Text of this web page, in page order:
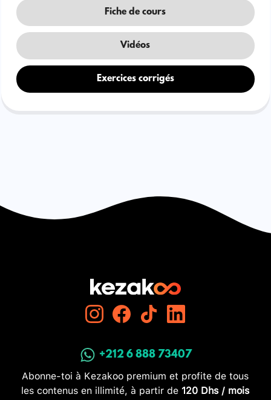
Fiche de cours
Vidéos
Exercices corrigés
+212 6 888 73407
Abonne-toi à Kezakoo premium et profite de tous
les contenus en illimité, à partir de 120 Dhs / mois